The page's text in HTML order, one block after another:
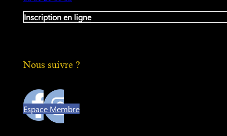
Inscription en ligne
Nous suivre ?
Espace Membre